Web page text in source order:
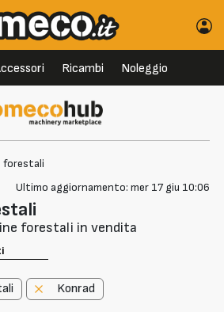
Ricambi Noleggio
forestali
Ultimo aggiornamento: mer 17 giu 10:06
forestali in vendita
Konrad